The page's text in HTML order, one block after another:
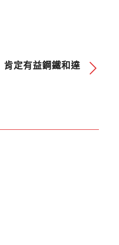
定有益鋼鐵和達